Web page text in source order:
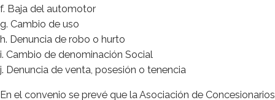
f. Baja del automotor
g. Cambio de uso
h. Denuncia de robo o hurto
i. Cambio de denominación Social
j. Denuncia de venta, posesión o tenencia
En el convenio se prevé que la Asociación de Concesionarios